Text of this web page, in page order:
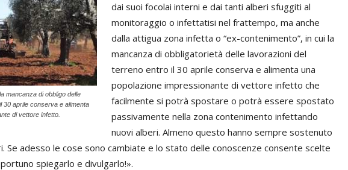
mancanza di obbligo delle
30 aprile conserva e alimenta
di vettore infetto.
dai suoi focolai interni e dai tanti alberi sfuggiti al
monitoraggio o infettatisi nel frattempo, ma anche
dalla attigua zona infetta o “ex-contenimento”, in cui la
mancanza di obbligatorietà delle lavorazioni del
terreno entro il 30 aprile conserva e alimenta una
popolazione impressionante di vettore infetto che
facilmente si potrà spostare o potrà essere spostato
passivamente nella zona contenimento infettando
nuovi alberi. Almeno questo hanno sempre sostenuto
Se adesso le cose sono cambiate e lo stato delle conoscenze consente scelte
spiegarlo e divulgarlo!».